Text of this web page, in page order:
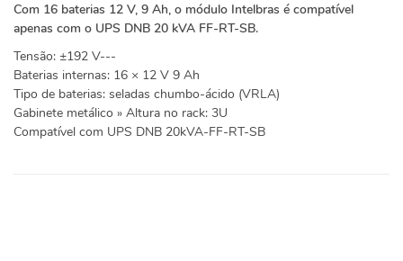
Com 16 baterias 12 V, 9 Ah, o módulo Intelbras é compatível
apenas com o UPS DNB 20 kVA FF-RT-SB.
Tensão: ±192 V---
Baterias internas: 16 × 12 V 9 Ah
Tipo de baterias: seladas chumbo-ácido (VRLA)
Gabinete metálico » Altura no rack: 3U
Compatível com UPS DNB 20kVA-FF-RT-SB